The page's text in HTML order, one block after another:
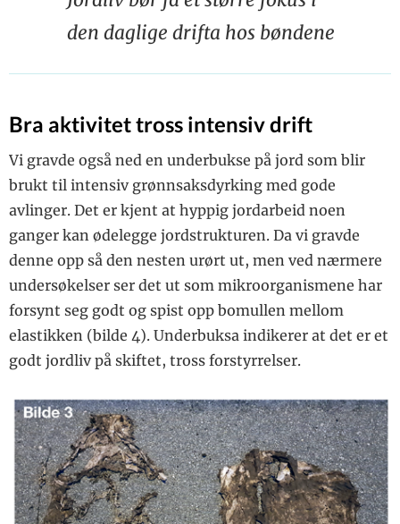
den daglige drifta hos bøndene
Bra aktivitet tross intensiv drift
Vi gravde også ned en underbukse på jord som blir
brukt til intensiv grønnsaksdyrking med gode
avlinger. Det er kjent at hyppig jordarbeid noen
ganger kan ødelegge jordstrukturen. Da vi gravde
denne opp så den nesten urørt ut, men ved nærmere
undersøkelser ser det ut som mikroorganismene har
forsynt seg godt og spist opp bomullen mellom
elastikken (bilde 4). Underbuksa indikerer at det er et
godt jordliv på skiftet, tross forstyrrelser.